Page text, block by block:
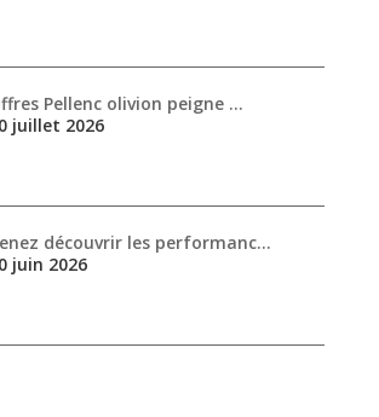
Pellenc olivion peigne …
juillet 2026
découvrir les performanc…
juin 2026